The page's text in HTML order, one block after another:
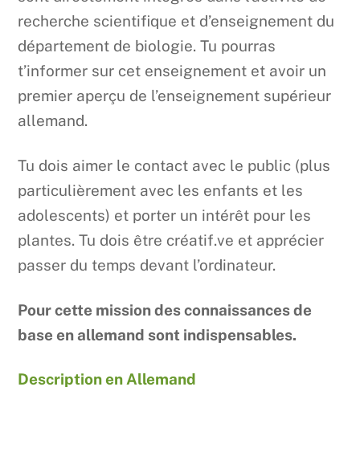
recherche scientifique et d’enseignement du
département de biologie. Tu pourras
t’informer sur cet enseignement et avoir un
premier aperçu de l’enseignement supérieur
allemand.
Tu dois aimer le contact avec le public (plus
particulièrement avec les enfants et les
adolescents) et porter un intérêt pour les
plantes. Tu dois être créatif.ve et apprécier
passer du temps devant l’ordinateur.
Pour cette mission des connaissances de
base en allemand sont indispensables.
Description en Allemand